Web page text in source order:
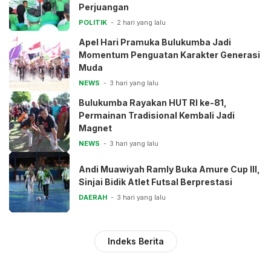
Perjuangan
POLITIK 2 hari yang lalu
Apel Hari Pramuka Bulukumba Jadi
Momentum Penguatan Karakter Generasi
Muda
NEWS 3 hari yang lalu
Bulukumba Rayakan HUT RI ke-81,
Permainan Tradisional Kembali Jadi
Magnet
NEWS 3 hari yang lalu
Andi Muawiyah Ramly Buka Amure Cup III,
Sinjai Bidik Atlet Futsal Berprestasi
DAERAH 3 hari yang lalu
Indeks Berita